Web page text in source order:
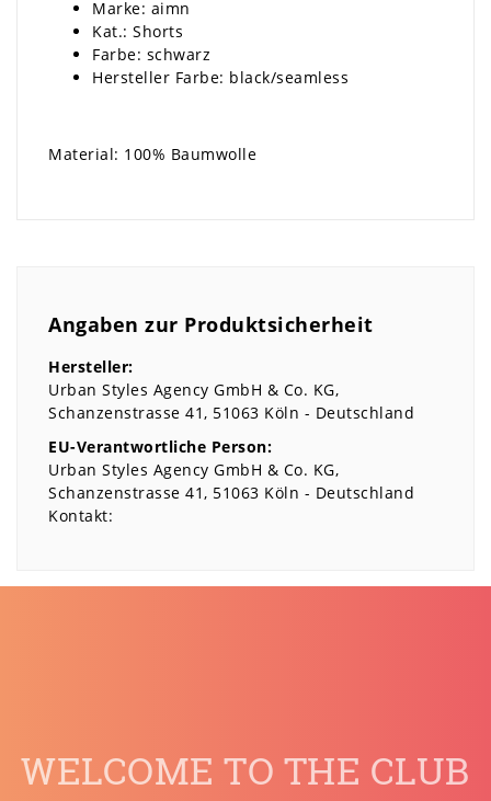
Marke: aimn
Kat.: Shorts
Farbe: schwarz
Hersteller Farbe: black/seamless
Material: 100% Baumwolle
Angaben zur Produktsicherheit
Hersteller:
Urban Styles Agency GmbH & Co. KG
Schanzenstrasse 41 51063 Köln
Deutschland
EU-Verantwortliche Person:
Urban Styles Agency GmbH & Co. KG
Schanzenstrasse 41 51063 Köln
Deutschland
Kontakt:
WELCOME TO THE CLUB